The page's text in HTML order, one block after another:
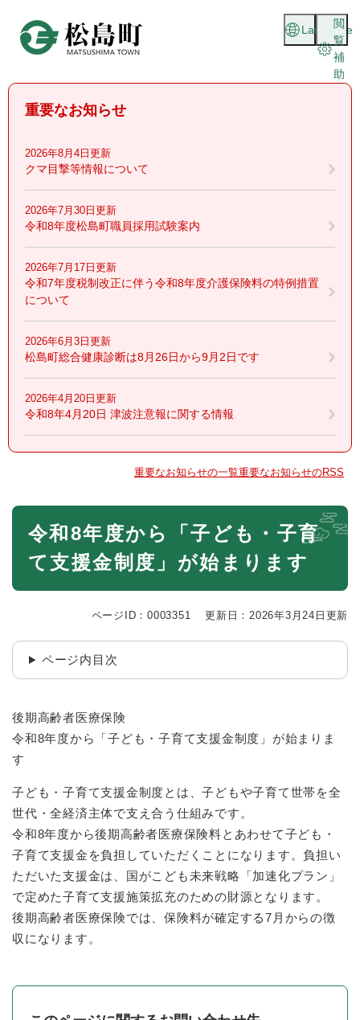
頭
閲
覧
補
助
Language
重要なお知らせ
2026年8月4日更新
クマ目撃等情報について
2026年7月30日更新
令和8年度松島町職員採用試験案内
2026年7月17日更新
令和7年度税制改正に伴う令和8年度介護保険料の特例措置
について
2026年6月3日更新
松島町総合健康診断は8月26日から9月2日です
2026年4月20日更新
令和8年4月20日 津波注意報に関する情報
重要なお知らせの一覧重要なお知らせのRSS
本
令和8年度から「子ども・子育
て支援金制度」が始まります
ページID：0003351 更新日：2026年3月24日更新
ページ内目次
後期高齢者医療保険
令和8年度から「子ども・子育て支援金制度」が始まりま
す
子ども・子育て支援金制度とは、子どもや子育て世帯を全
世代・全経済主体で支え合う仕組みです。
​令和8年度から後期高齢者医療保険料とあわせて子ども・
子育て支援金を負担していただくことになります。負担い
ただいた支援金は、国がこども未来戦略「加速化プラン」
で定めた子育て支援施策拡充のための財源となります。
​後期高齢者医療保険では、保険料が確定する7月からの徴
収になります。